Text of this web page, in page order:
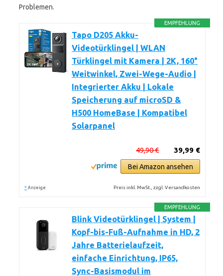
Problemen.
EMPFEHLUNG
Tapo D205 Akku-
Videotürklingel | WLAN
Türklingel mit Kamera | 2K, 160°
Weitwinkel, Zwei-Wege-Audio |
Integrierter Akku | Lokale
Speicherung auf microSD &
H500 HomeBase | Kompatibel
Solarpanel
39,99 €
49,90 €
Bei Amazon ansehen
* Anzeige Preis inkl. MwSt., zzgl. Versandkosten
EMPFEHLUNG
Blink Videotürklingel | System |
Kopf-bis-Fuß-Aufnahme in HD, 2
Jahre Batterielaufzeit,
einfache Einrichtung, IP65,
Sync-Basismodul im